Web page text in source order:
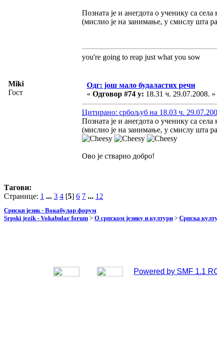
Позната је и анегдота о ученику са
(мислио је на занимање, у смислу шта
you're going to reap just what you sow
Miki
Гост
Одг: још мало будаластих речи
« Одговор #74 у: 18.31 ч. 29.07.2008. »
Цитирано: србољуб на 18.03 ч.
Позната је и анегдота о ученику са
(мислио је на занимање, у смислу шта
Ово је стварно добро!
Тагови:
Странице: 1 ... 3 4 [5] 6 7 ... 12
Српски језик - Вокабулар форум
Srpski jezik - Vokabular forum > О српском језику и култури > Српска
Powered by SMF 1.1